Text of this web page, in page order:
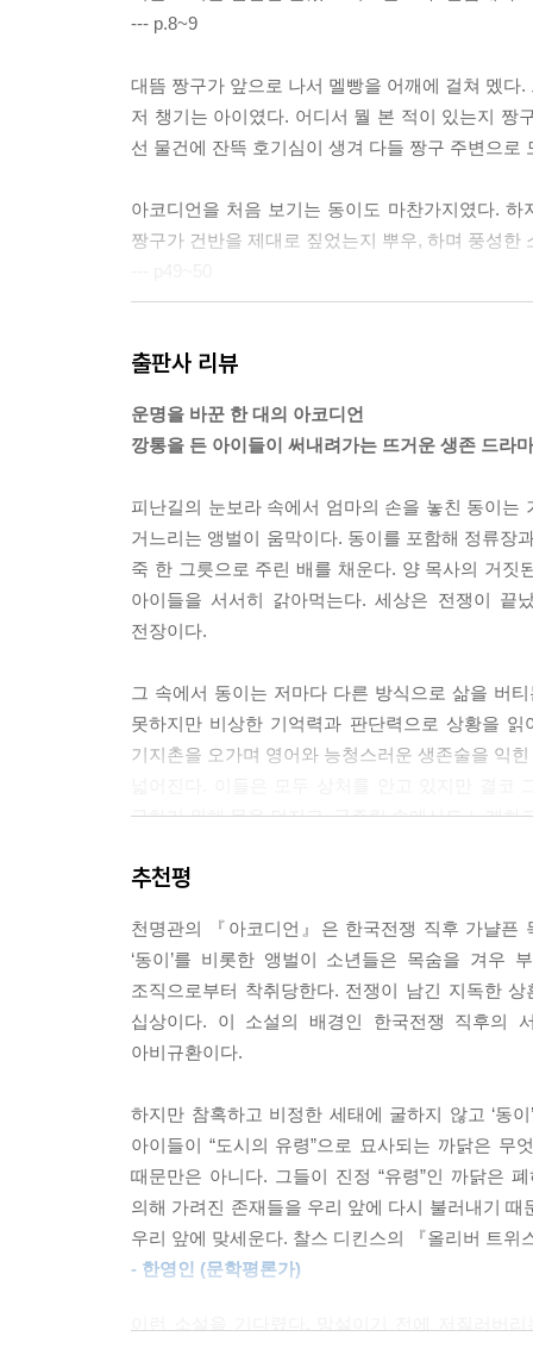
--- p.8~9
대뜸 짱구가 앞으로 나서 멜빵을 어깨에 걸쳐 멨
저 챙기는 아이였다. 어디서 뭘 본 적이 있는지 짱
선 물건에 잔뜩 호기심이 생겨 다들 짱구 주변으로
아코디언을 처음 보기는 동이도 마찬가지였다.
짱구가 건반을 제대로 짚었는지 뿌우, 하며 풍성
쏠렸다. 삽을 들고 있던 아미는 양 목사와 연이를
는 듯 엄한 눈짓을 보냈지만 아미는 삽을 치켜든
아미가 나가자, 바닥에 엎드려 있던 깜상이 양 목
섞인 침이 질질 흘러내려 바닥에 떨어졌다. 그는
달싹거렸다.
--- p.87~88
미군 클럽에서 우연히 공연을 보고 나온 뒤, 동이
눈을 감으면 언제나 그날 밤의 클럽 무대가 펼쳐
수의 부드러운 목소리와 서양인들의 환호성, 그
--- p.129
—어서! 이 성전에서 저 마귀들을 쫓아내!
이 치켜들었을 때였다. 홍이가 야전삽을 집어 들
를 힘껏 내리쳤다. 퍽! 소리와 함께 비명이 들렸다.
—거짓말! 다 거짓말이야!
그는 야전삽을 내려놓고 양 목사 옆에 주저앉아 울
출판사 리뷰
운명을 바꾼 한 대의 아코디언
깡통을 든 아이들이 써내려가는 뜨거운 생존 드라마
피난길의 눈보라 속에서 엄마의 손을 놓친 동이는
거느리는 앵벌이 움막이다. 동이를 포함해 정류장
죽 한 그릇으로 주린 배를 채운다. 양 목사의 거짓
아이들을 서서히 갉아먹는다. 세상은 전쟁이 끝
전장이다.
그 속에서 동이는 저마다 다른 방식으로 삶을 버
못하지만 비상한 기억력과 판단력으로 상황을
기지촌을 오가며 영어와 능청스러운 생존술을 익
구하기 위해 몸을 던지고, 굶주림 속에서도 노래
동이의 운명을 흔드는 것은 낡고 붉은 아코디언
연이의 노랫가락이 얹히는 순간 구걸은 한순간
한복판에서 아이들의 하루에는 비로소 다른 리
존재가 아니라 스스로 자기 삶을 연주할 수 있는
들끓는 거리 위로 번지는 유행가의 선율
소설 속 음악은 단순한 소재를 넘어 그 자체로
「베사메무쵸」로 굽이치며 이어지는 장 제목들
움막 안을 적시는 찬송가, 미군 클럽의 이국적인
아이들은 노래를 팔고 어른들은 욕망을 사며, 도
듯한 현장감으로 묘파해낸다.
추천평
천명관의 『아코디언』은 한국전쟁 직후 가냘픈
‘동이’를 비롯한 앵벌이 소년들은 목숨을 겨우
조직으로부터 착취당한다. 전쟁이 남긴 지독한
십상이다. 이 소설의 배경인 한국전쟁 직후의
아비규환이다.
하지만 참혹하고 비정한 세태에 굴하지 않고 ‘동
아이들이 “도시의 유령”으로 묘사되는 까닭은
때문만은 아니다. 그들이 진정 “유령”인 까닭은
의해 가려진 존재들을 우리 앞에 다시 불러내기
우리 앞에 맞세운다. 찰스 디킨스의 『올리버 트
- 한영인 (문학평론가)